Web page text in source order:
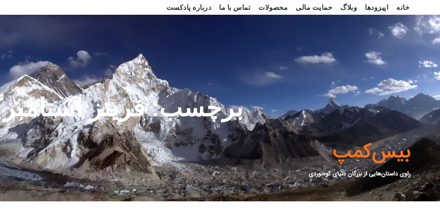
درباره پادکست تماس با ما محصولات حمایت مالی وبلاگ اپیزودها خانه
برچسب:فریتز